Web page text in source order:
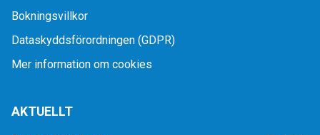
Bokningsvillkor
Dataskyddsförordningen (GDPR)
Mer information om cookies
AKTUELLT